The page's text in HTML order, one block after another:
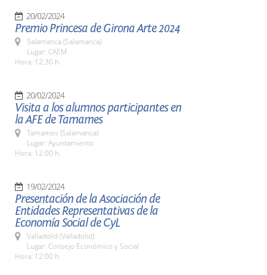
20/02/2024
Premio Princesa de Girona Arte 2024
Salamanca (Salamanca)
Lugar: CAEM
Hora: 12:30 h.
20/02/2024
Visita a los alumnos participantes en
la AFE de Tamames
Tamames (Salamanca)
Lugar: Ayuntamiento
Hora: 12:00 h.
19/02/2024
Presentación de la Asociación de
Entidades Representativas de la
Economía Social de CyL
Valladolid (Valladolid)
Lugar: Consejo Económico y Social
Hora: 12:00 h.